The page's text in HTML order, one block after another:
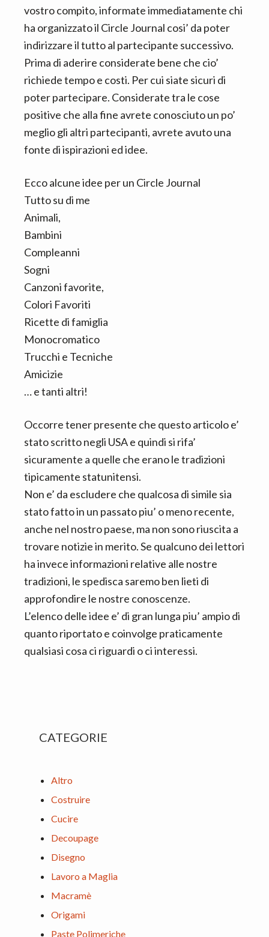
vostro compito, informate immediatamente chi
ha organizzato il Circle Journal cosi’ da poter
indirizzare il tutto al partecipante successivo.
Prima di aderire considerate bene che cio’
richiede tempo e costi. Per cui siate sicuri di
poter partecipare. Considerate tra le cose
positive che alla fine avrete conosciuto un po’
meglio gli altri partecipanti, avrete avuto una
fonte di ispirazioni ed idee.
Ecco alcune idee per un Circle Journal
Tutto su di me
Animali,
Bambini
Compleanni
Sogni
Canzoni favorite,
Colori Favoriti
Ricette di famiglia
Monocromatico
Trucchi e Tecniche
Amicizie
… e tanti altri!
Occorre tener presente che questo articolo e’
stato scritto negli USA e quindi si rifa’
sicuramente a quelle che erano le tradizioni
tipicamente statunitensi.
Non e’ da escludere che qualcosa di simile sia
stato fatto in un passato piu’ o meno recente,
anche nel nostro paese, ma non sono riuscita a
trovare notizie in merito. Se qualcuno dei lettori
ha invece informazioni relative alle nostre
tradizioni, le spedisca saremo ben lieti di
approfondire le nostre conoscenze.
L’elenco delle idee e’ di gran lunga piu’ ampio di
quanto riportato e coinvolge praticamente
qualsiasi cosa ci riguardi o ci interessi.
Primary
CATEGORIE
Altro
Costruire
Cucire
Decoupage
Disegno
Lavoro a Maglia
Macramè
Origami
Paste Polimeriche